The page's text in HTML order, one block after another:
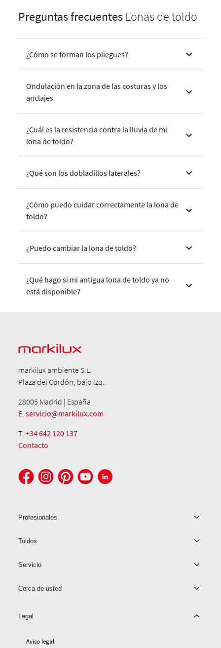
Preguntas frecuentes Lonas de toldo
¿Cómo se forman los pliegues?
Ondulación en la zona de las costuras y los
anclajes
¿Cuál es la resistencia contra la lluvia de mi
lona de toldo?
¿Qué son los dobladillos laterales?
¿Cómo puedo cuidar correctamente la lona de
toldo?
¿Puedo cambiar la lona de toldo?
¿Qué hago si mi antigua lona de toldo ya no
está disponible?
markilux ambiente S.L.
Plaza del Cordón, bajo lzq.
28005 Madrid | España
E:servicio@markilux.com
T:+34 642 120 137
Contacto
Profesionales
Toldos
Servicio
Cerca de usted
Legal
Aviso legal